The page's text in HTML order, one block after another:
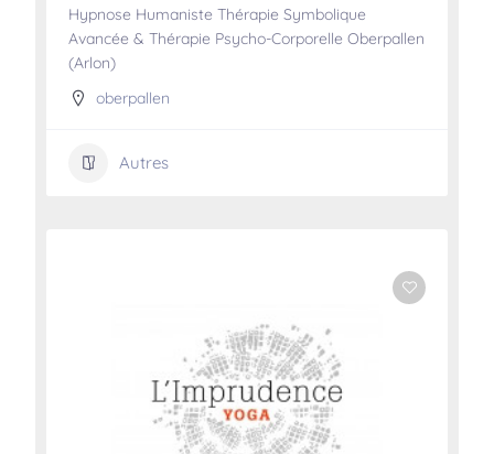
Hypnose Humaniste Thérapie Symbolique
Avancée & Thérapie Psycho-Corporelle Oberpallen
(Arlon)
oberpallen
Autres